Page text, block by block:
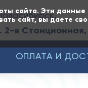
сайта. Эти
сайт, вы даете
2-я Станционная,
ОПЛАТА И